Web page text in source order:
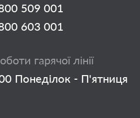
509 001
603 001
гарячої лінії
Понеділок - П'ятниця